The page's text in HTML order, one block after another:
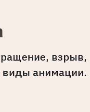
взрыв,
виды анимации.